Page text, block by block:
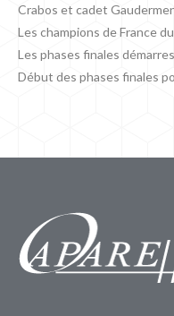
Crabos et cadet
Les champions de France
Les phases finales
Début des phases finales